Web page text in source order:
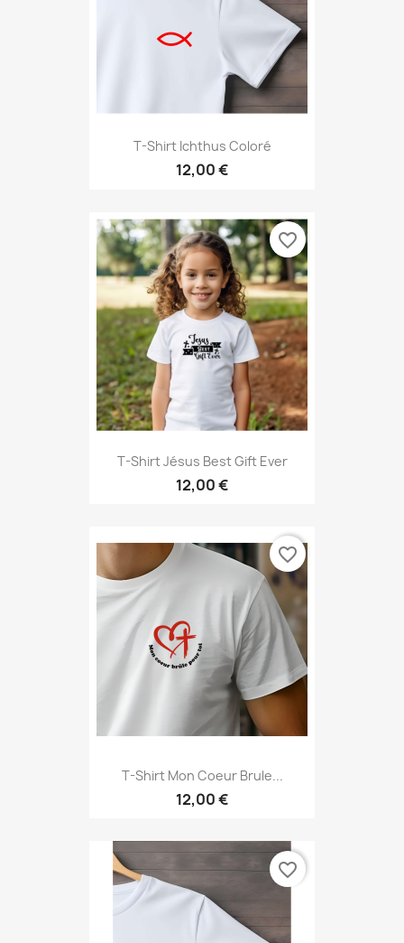
T-Shirt Ichthus Coloré
12,00 €
T-Shirt Jésus Best Gift Ever
12,00 €
favorite_border
T-Shirt Mon Coeur Brule...
12,00 €
favorite_border
favorite_border